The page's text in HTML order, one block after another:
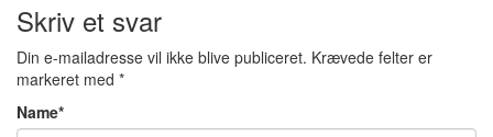
Skriv et svar
Din e-mailadresse vil ikke blive publiceret. Krævede felter er
markeret med *
Name*